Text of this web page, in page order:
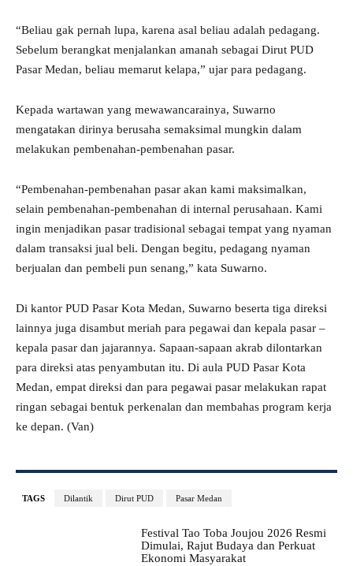
“Beliau gak pernah lupa, karena asal beliau adalah pedagang.
Sebelum berangkat menjalankan amanah sebagai Dirut PUD
Pasar Medan, beliau memarut kelapa,” ujar para pedagang.
Kepada wartawan yang mewawancarainya, Suwarno
mengatakan dirinya berusaha semaksimal mungkin dalam
melakukan pembenahan-pembenahan pasar.
“Pembenahan-pembenahan pasar akan kami maksimalkan,
selain pembenahan-pembenahan di internal perusahaan. Kami
ingin menjadikan pasar tradisional sebagai tempat yang nyaman
dalam transaksi jual beli. Dengan begitu, pedagang nyaman
berjualan dan pembeli pun senang,” kata Suwarno.
Di kantor PUD Pasar Kota Medan, Suwarno beserta tiga direksi
lainnya juga disambut meriah para pegawai dan kepala pasar –
kepala pasar dan jajarannya. Sapaan-sapaan akrab dilontarkan
para direksi atas penyambutan itu. Di aula PUD Pasar Kota
Medan, empat direksi dan para pegawai pasar melakukan rapat
ringan sebagai bentuk perkenalan dan membahas program kerja
ke depan. (Van)
TAGS Dilantik Dirut PUD Pasar Medan
Festival Tao Toba Joujou 2026 Resmi
Dimulai, Rajut Budaya dan Perkuat
Ekonomi Masyarakat